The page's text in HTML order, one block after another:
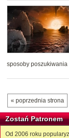
sposoby poszukiwania
« poprzednia strona
Zostań Patronem
Od 2006 roku